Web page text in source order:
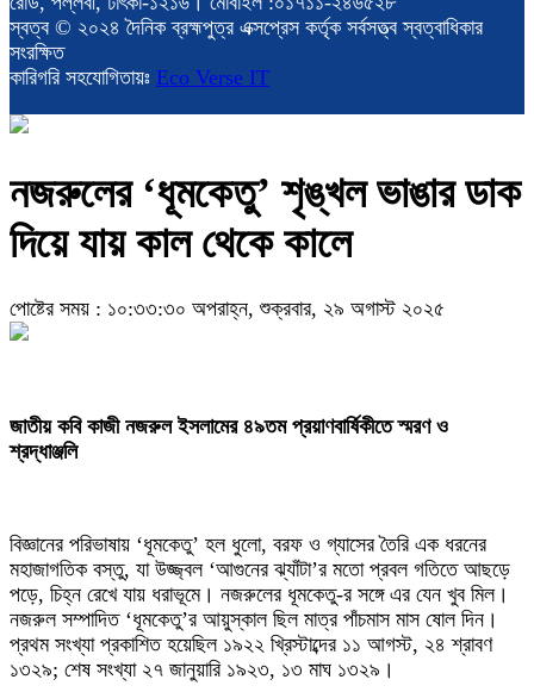
স্বত্ব © ২০২৪ দৈনিক ব্রহ্মপুত্র এক্সপ্রেস কর্তৃক সর্বসত্ত্ব স্বত্বাধিকার
সংরক্ষিত
কারিগরি সহযোগিতায়ঃ Eco Verse IT
নজরুলের ‘ধূমকেতু’ শৃঙ্খল ভাঙার ডাক
দিয়ে যায় কাল থেকে কালে
পোষ্টের সময় : ১০:৩৩:৩০ অপরাহ্ন, শুক্রবার, ২৯ অগাস্ট ২০২৫
জাতীয় কবি কাজী নজরুল ইসলামের ৪৯তম প্রয়াণবার্ষিকীতে স্মরণ ও
শ্রদ্ধাঞ্জলি
বিজ্ঞানের পরিভাষায় ‘ধূমকেতু’ হল ধুলো, বরফ ও গ্যাসের তৈরি এক ধরনের
মহাজাগতিক বস্তু, যা উজ্জ্বল ‘আগুনের ঝ্যাঁটা’র মতো প্রবল গতিতে আছড়ে
পড়ে, চিহ্ন রেখে যায় ধরাভূমে। নজরুলের ধূমকেতু-র সঙ্গে এর যেন খুব মিল।
নজরুল সম্পাদিত ‘ধূমকেতু’র আয়ুস্কাল ছিল মাত্র পাঁচমাস মাস ষোল দিন।
প্রথম সংখ্যা প্রকাশিত হয়েছিল ১৯২২ খ্রিস্টাব্দের ১১ আগস্ট, ২৪ শ্রাবণ
১৩২৯; শেষ সংখ্যা ২৭ জানুয়ারি ১৯২৩, ১৩ মাঘ ১৩২৯।